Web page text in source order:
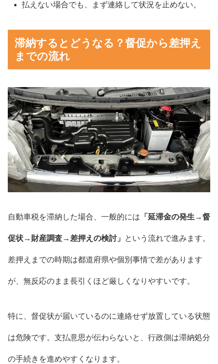
払えない場合でも、まず連絡して状況を止めない。
滞納するとどうなる？督促から差押え
までの流れ
自動車税を滞納した場合、一般的には 「延滞金の発生→督
促状→財産調査→差押えの検討」 という流れで進みます。
差押えまでの時期は都道府県や個別事情で差があります
が、無反応のまま長引くほど厳しくなりやすいです。
特に、督促状が届いているのに連絡せず放置している状態
は危険です。支払意思が伝わらないと、行政側は滞納処分
の手続きを進めやすくなります。